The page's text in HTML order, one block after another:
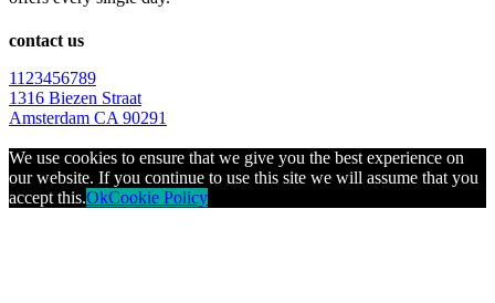
contact us
1123456789
1316 Biezen Straat
Amsterdam CA 90291
We use cookies to ensure that we give you the best experience on
our website. If you continue to use this site we will assume that you
accept this.OkCookie Policy